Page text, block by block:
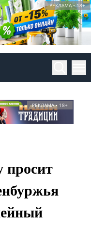
РЕКЛАМА • 18+
РЕКЛАМА • 18+
просит